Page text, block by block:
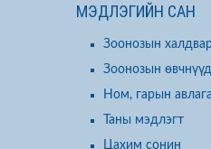
МЭДЛЭГИЙН САН
Зоонозын
Зоонозын өвчнүүд
Ном, гарын авлага
Таны мэдлэгт
Цахим сонин